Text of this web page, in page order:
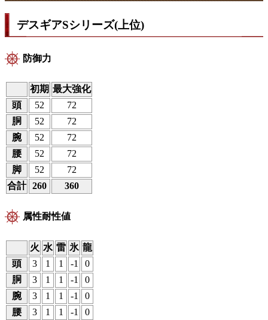
デスギアSシリーズ(上位)
防御力
初期 最大強化
頭
52
72
胴
52
72
腕
52
72
腰
52
72
脚
52
72
合計 260 360
属性耐性値
火 水 雷 氷 龍
頭
3 1 1 -1
0
胴
3 1 1 -1
0
腕
3 1 1 -1
0
腰
3 1 1 -1 0